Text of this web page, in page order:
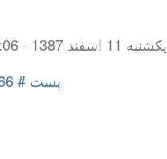
یکشنبه 11 اسفند 1387 - 22:06
پست # 66